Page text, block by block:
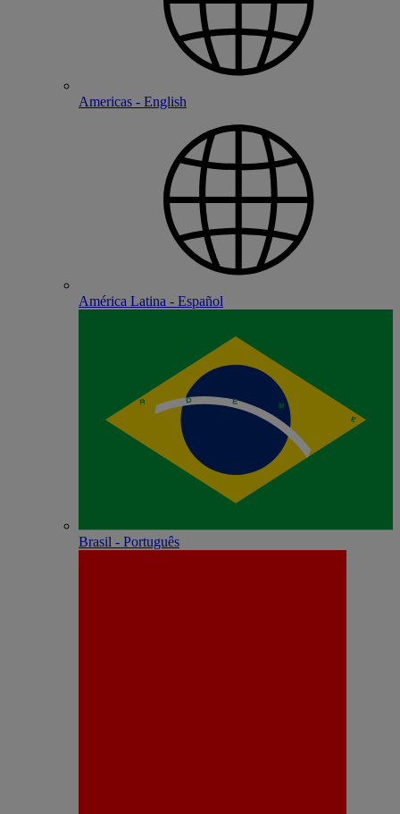
Americas - English
América Latina - Español
Brasil - Português